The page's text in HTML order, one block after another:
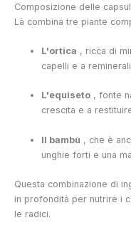
Composizione delle
Là combina tre piante
L'ortica , ricca di
capelli e a
L'equiseto , fonte
crescita e a
Il bambù , che è
unghie forti e una
Questa combinazione di
in profondità per nutrire i
le radici.